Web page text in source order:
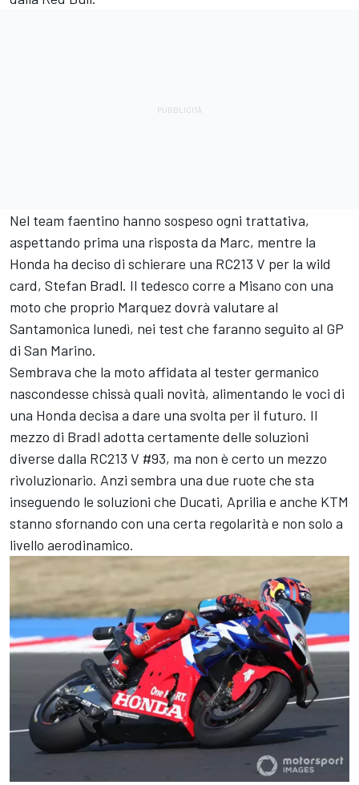
Nel team faentino hanno sospeso ogni trattativa,
aspettando prima una risposta da Marc, mentre la
Honda ha deciso di schierare una RC213 V per la wild
card, Stefan Bradl. Il tedesco corre a Misano con una
moto che proprio Marquez dovrà valutare al
Santamonica lunedì, nei test che faranno seguito al GP
di San Marino.
Sembrava che la moto affidata al tester germanico
nascondesse chissà quali novità, alimentando le voci di
una Honda decisa a dare una svolta per il futuro. Il
mezzo di Bradl adotta certamente delle soluzioni
diverse dalla RC213 V #93, ma non è certo un mezzo
rivoluzionario. Anzi sembra una due ruote che sta
inseguendo le soluzioni che Ducati, Aprilia e anche KTM
stanno sfornando con una certa regolarità e non solo a
livello aerodinamico.